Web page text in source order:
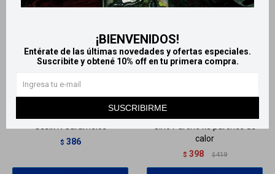
¡BIENVENIDOS!
Entérate de las últimas novedades y ofertas especiales.
Suscribite y obtené 10% off en tu primera compra.
SUSCRIBIRME
LlegaMAÑANA
$ 386
LlegaMAÑANA
calor
$ 398 $ 419